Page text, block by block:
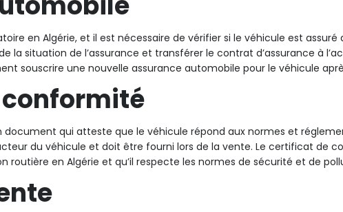
en Algérie, et il est nécessaire de vérifier si le véhicule est assuré
la situation de l’assurance et transférer le contrat d’assurance à
souscrire une nouvelle assurance automobile pour le véhicule
qui atteste que le véhicule répond aux normes et
du véhicule et doit être fourni lors de la vente. Le certificat de
routière en Algérie et qu’il respecte les normes de sécurité et de